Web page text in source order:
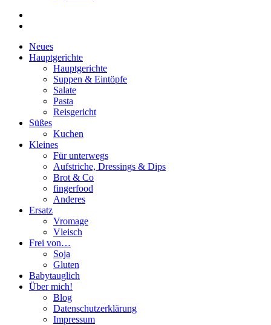
Neues
Hauptgerichte
Hauptgerichte
Suppen & Eintöpfe
Salate
Pasta
Reisgericht
Süßes
Kuchen
Kleines
Für unterwegs
Aufstriche, Dressings & Dips
Brot & Co
fingerfood
Anderes
Ersatz
Vromage
Vleisch
Frei von…
Soja
Gluten
Babytauglich
Über mich!
Blog
Datenschutzerklärung
Impressum